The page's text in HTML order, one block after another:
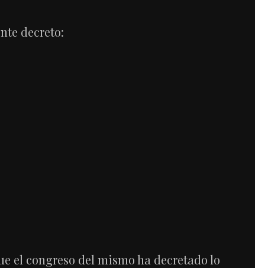
decreto:
el congreso del mismo ha decretado lo